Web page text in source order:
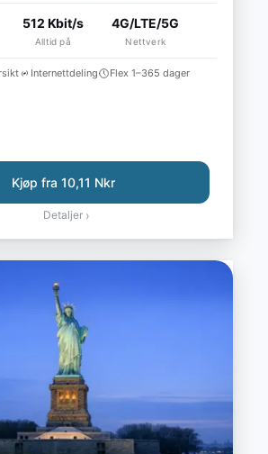
512 Kbit/s
Alltid på
4G/LTE/5G
Nettverk
Internettdeling Flex 1–365 dager
Kjøp fra 10,11 Nkr
Detaljer ›